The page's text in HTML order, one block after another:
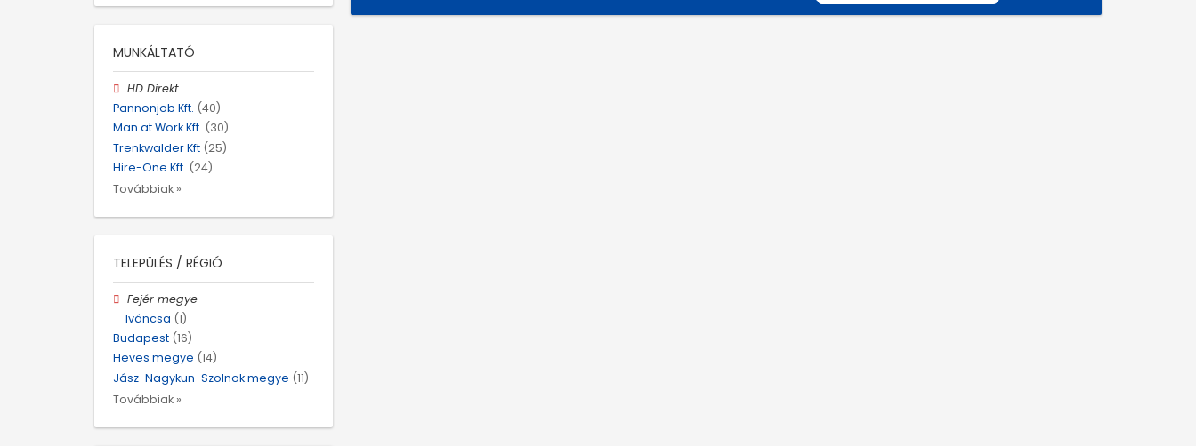
MUNKÁLTATÓ
HD Direkt
Pannonjob Kft. (40)
Man at Work Kft. (30)
Trenkwalder Kft (25)
Hire-One Kft. (24)
Továbbiak »
TELEPÜLÉS / RÉGIÓ
Fejér megye
Iváncsa (1)
Budapest (16)
Heves megye (14)
Jász-Nagykun-Szolnok megye (11)
Továbbiak »